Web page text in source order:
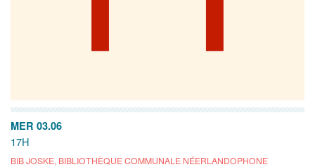
MER 03.06
17H
BIB JOSKE, BIBLIOTHÈQUE COMMUNALE NÉERLANDOPHONE